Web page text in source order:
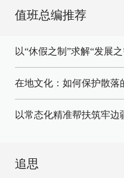
值班总编推荐
以“休假之制”求解“发展
在地文化：如何保护散落
以常态化精准帮扶筑牢
追思